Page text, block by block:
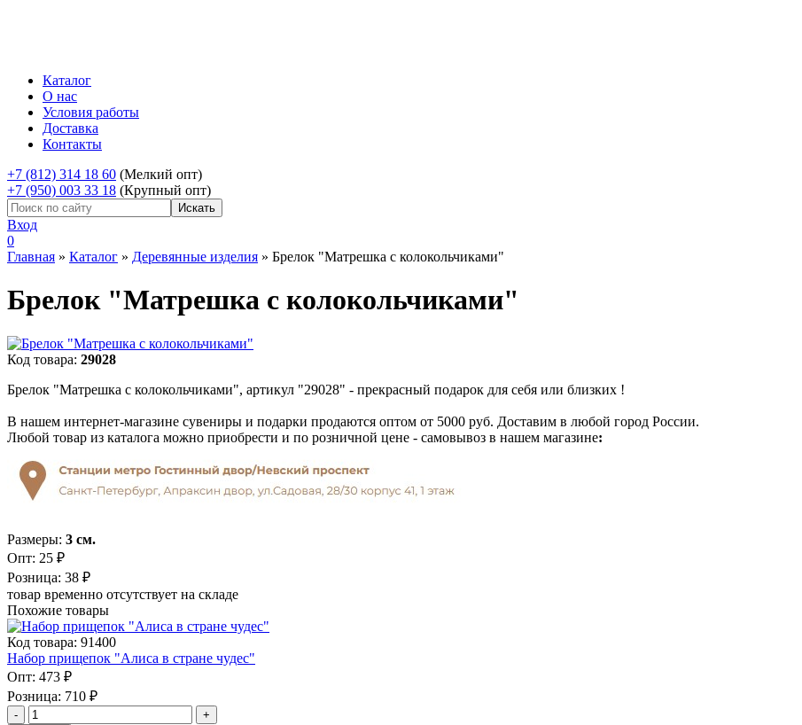
Каталог
О нас
Условия работы
Доставка
Контакты
+7 (812) 314 18 60 (Мелкий опт)
+7 (950) 003 33 18 (Крупный опт)
Вход
0
Главная » Каталог » Деревянные изделия » Брелок "Матрешка с колокольчиками"
Брелок "Матрешка с колокольчиками"
Код товара: 29028
Брелок "Матрешка с колокольчиками", артикул "29028" - прекрасный подарок для себя или близких !
В нашем интернет-магазине сувениры и подарки продаются оптом от 5000 руб. Доставим в любой город России.
Любой товар из каталога можно приобрести и по розничной цене - самовывоз в нашем магазине:
Размеры: 3 см.
Опт: 25 ₽
Розница: 38 ₽
товар временно отсутствует на складе
Похожие товары
Код товара: 91400
Набор прищепок "Алиса в стране чудес"
Опт: 473 ₽
Розница: 710 ₽